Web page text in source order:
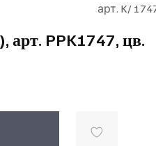
арт. K/
PPK1747, цв.